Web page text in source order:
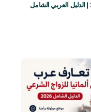
زواج شرعي من مسلمة في أوروبا 2026 | الدليل العربي الشامل